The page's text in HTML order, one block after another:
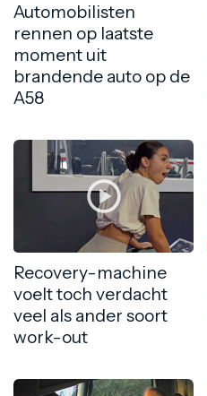
Automobilisten
rennen op laatste
moment uit
brandende auto op de
A58
Recovery-machine
voelt toch verdacht
veel als ander soort
work-out